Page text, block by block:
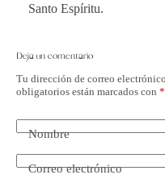
Santo Espíritu.
Deja un comentario
Tu dirección de correo
obligatorios están marcados con *
Nombre
Correo electrónico